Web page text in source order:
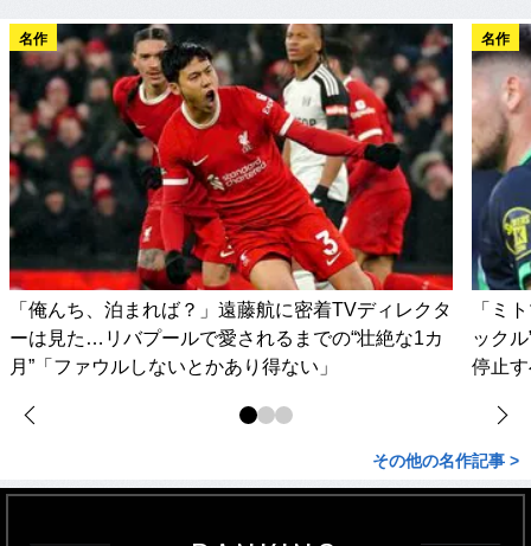
名作
「俺んち、泊まれば？」遠藤航に密着TVディレクタ
ーは見た…リバプールで愛されるまでの“壮絶な1カ
月”「ファウルしないとかあり得ない」
名作
「ミ
ック
停止
その他の名作記事 >